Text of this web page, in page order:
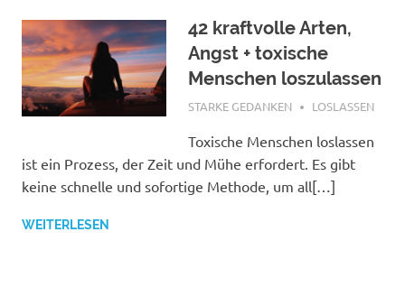
42 kraftvolle Arten,
Angst + toxische
Menschen loszulassen
JULI 10, 2020
STARKE GEDANKEN LOSLASSEN
Toxische Menschen loslassen
ist ein Prozess, der Zeit und Mühe erfordert. Es gibt
keine schnelle und sofortige Methode, um all[…]
WEITERLESEN